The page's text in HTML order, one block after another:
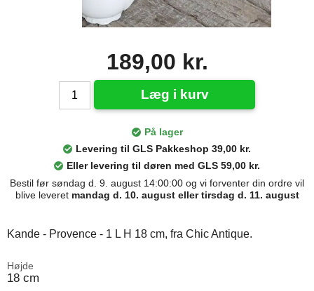
189,00 kr.
Læg i kurv
På lager
Levering til GLS Pakkeshop 39,00 kr.
Eller levering til døren med GLS 59,00 kr.
Bestil før søndag d. 9. august 14:00:00 og vi forventer din ordre vil
blive leveret mandag d. 10. august eller tirsdag d. 11. august
Kande - Provence - 1 L H 18 cm, fra Chic Antique.
Højde
18 cm